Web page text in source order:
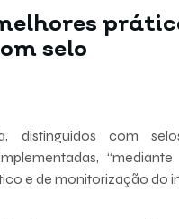
selo
distinguidos com
e de monitorização do